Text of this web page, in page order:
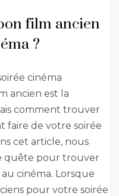
film ancien
?
cinéma
ancien est la
comment trouver
faire de votre soirée
cet article, nous
quête pour trouver
cinéma. Lorsque
pour votre soirée